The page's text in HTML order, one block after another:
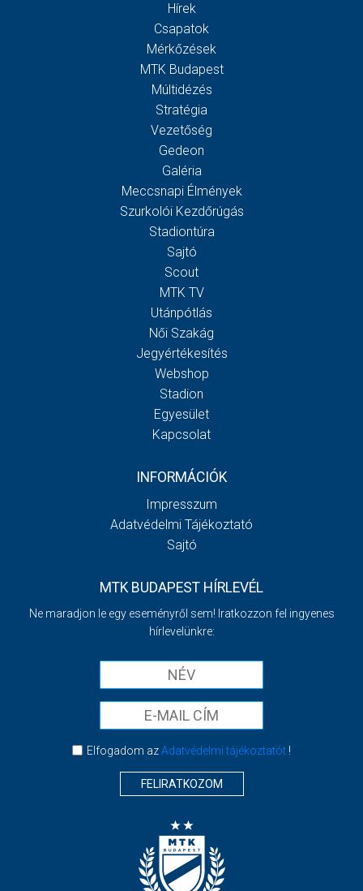
Hírek
Csapatok
Mérkőzések
MTK Budapest
Múltidézés
Stratégia
Vezetőség
Gedeon
Galéria
Meccsnapi Élmények
Szurkolói Kezdőrúgás
Stadiontúra
Sajtó
Scout
MTK TV
Utánpótlás
Női Szakág
Jegyértékesítés
Webshop
Stadion
Egyesület
Kapcsolat
INFORMÁCIÓK
Impresszum
Adatvédelmi Tájékoztató
Sajtó
MTK BUDAPEST HÍRLEVÉL
Ne maradjon le egy eseményről sem! Iratkozzon fel ingyenes
hírlevelünkre:
Elfogadom azAdatvédelmi tájékoztatót!
FELIRATKOZOM